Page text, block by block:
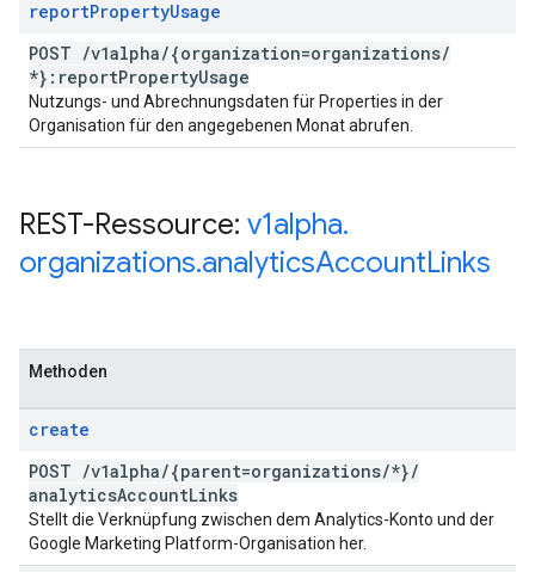
reportPropertyUsage
POST /v1alpha/{organization=organizations/
*}:reportPropertyUsage
Nutzungs- und Abrechnungsdaten für Properties in der
Organisation für den angegebenen Monat abrufen.
REST-Ressource: v1alpha.
organizations.analyticsAccountLinks
Methoden
create
POST /v1alpha/{parent=organizations/*}/
analyticsAccountLinks
Stellt die Verknüpfung zwischen dem Analytics-Konto und der
Google Marketing Platform-Organisation her.